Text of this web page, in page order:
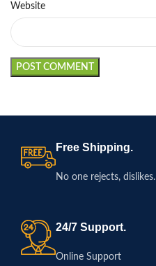
Website
Free Shipping.
No one rejects, dislikes.
24/7 Support.
Online Support